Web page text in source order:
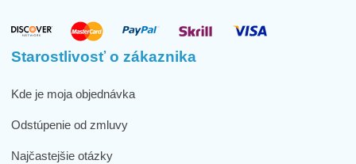
Starostlivosť o zákaznika
Kde je moja objednávka
Odstúpenie od zmluvy
Najčastejšie otázky